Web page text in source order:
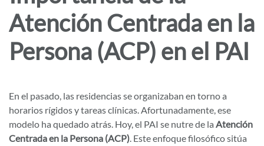
Atención Centrada en la
Persona (ACP) en el PAI
En el pasado, las residencias se organizaban en torno a
horarios rígidos y tareas clínicas. Afortunadamente, ese
modelo ha quedado atrás. Hoy, el PAI se nutre de la Atención
Centrada en la Persona (ACP). Este enfoque filosófico sitúa